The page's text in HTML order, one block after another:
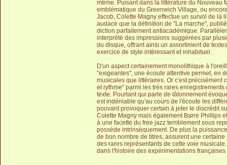
même. Puisant dans la littérature du Nouveau
emblématique du Greenwich Village, ou
Jacob, Colette Magny effectue un survol de la
audace que la définition de "La marche",
diction parfaitement antiacadémique.
interprété des impressions suggérées par
du disque, offrant ainsi un assortiment de
exercice de style intéressant et inhabituel.
D'un aspect certainement monolithique à
"exigeantes", une écoute attentive permet, en
musicales que littéraires. Or c'est précisément
et rythme" parmi les très rares
texte. Pourtant qui parle de tâtonnement
est indéniable qu'au cours de l'écoute les
pouvant provoquer certain à jeter le discrédit
Colette Magny mais également Barre Phillips
à une facette du free jazz terriblement sous
possède intrinsèquement. De plus la
de bon nombre de titres, assurent une
des rares représentants de cette voie
dans l'histoire des expérimentations